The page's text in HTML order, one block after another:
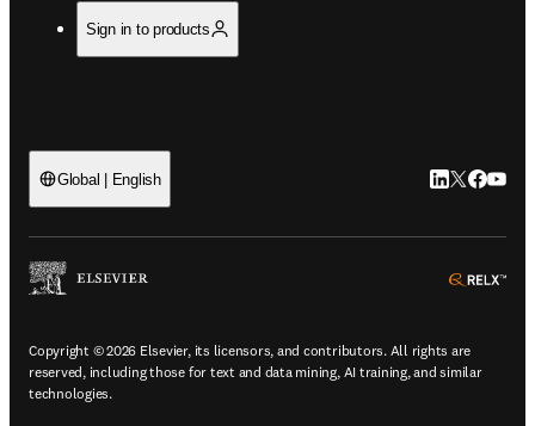
Sign in to products
Global | English LinkedIn
Twitter
Copyright © 2026 Elsevier, its licensors, and contributors. All rights are
reserved, including those for text and data mining, AI training, and similar
technologies.